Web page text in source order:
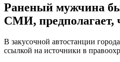
Раненый мужчина
СМИ, предполагает,
В закусочной автостанции
ссылкой на источники в